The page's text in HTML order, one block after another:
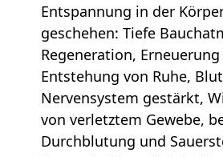
Entspannung in der
geschehen‏‎: Tiefe Bauchatmung,
Regeneration,
Entstehung von Ruhe,
Nervensystem gestärkt,
von verletztem Gewebe,
Durchblutung und